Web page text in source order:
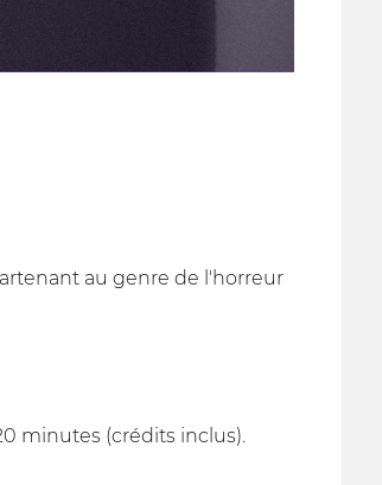
au genre de l'horreur
minutes (crédits inclus).